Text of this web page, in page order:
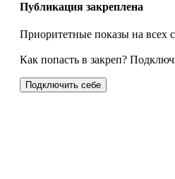
Публикация закреплена
Приоритетные показы на всех
Как попасть в закреп?
Подключить себе